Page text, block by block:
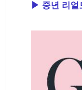
▶ 중년 리얼